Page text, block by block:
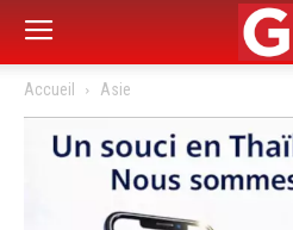
Accueil Asie